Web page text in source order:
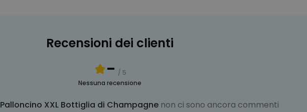
Recensioni dei clienti
- / 5
Nessuna recensione
Palloncino XXL Bottiglia di Champagne non ci sono ancora commenti